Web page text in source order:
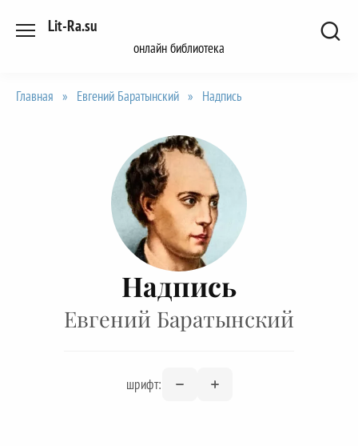
Lit-Ra.su
онлайн библиотека
Главная » Евгений Баратынский » Надпись
Надпись
Евгений Баратынский
шрифт: